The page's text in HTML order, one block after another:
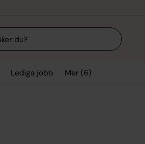
Lediga jobb Mer (6)